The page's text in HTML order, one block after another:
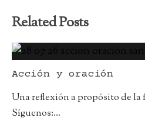
Related Posts
Acción y oración
Una reflexión a propósito de la
Síguenos:...